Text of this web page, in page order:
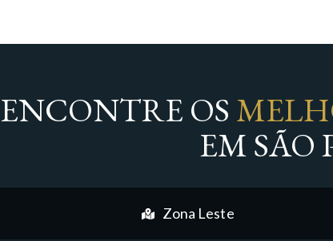
ENCONTRE OS
EM SÃO
Zona Leste